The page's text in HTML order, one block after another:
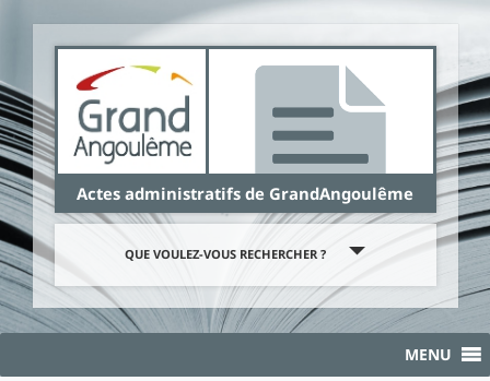
Actes administratifs de GrandAngoulême
QUE VOULEZ-VOUS RECHERCHER ?
MENU
Panneau de gestion des cookies